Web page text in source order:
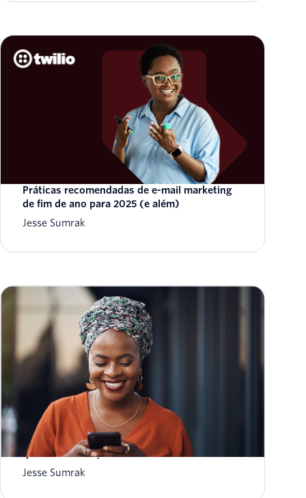
Práticas recomendadas de e-mail marketing
de fim de ano para 2025 (e além)
Jesse Sumrak
Notificações por push versus textos SMS:
qual é a diferença?
Jesse Sumrak